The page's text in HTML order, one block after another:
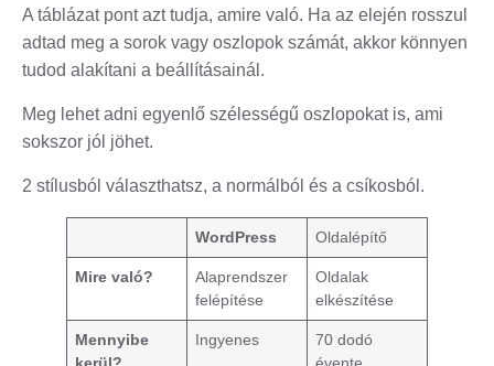
A táblázat pont azt tudja, amire való. Ha az elején rosszul
adtad meg a sorok vagy oszlopok számát, akkor könnyen
tudod alakítani a beállításainál.
Meg lehet adni egyenlő szélességű oszlopokat is, ami
sokszor jól jöhet.
2 stílusból választhatsz, a normálból és a csíkosból.
WordPress Oldalépítő
Mire való?
Alaprendszer
felépítése
Oldalak
elkészítése
Mennyibe
Ingyenes
70 dodó